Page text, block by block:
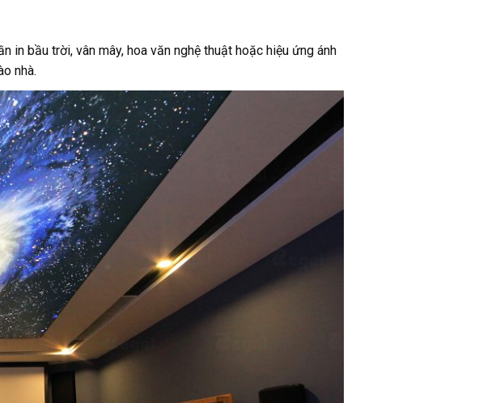
in bầu trời, vân mây, hoa văn nghệ thuật hoặc hiệu ứng ánh
nhà.